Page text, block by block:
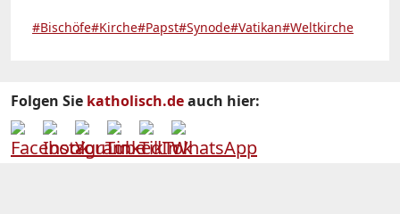
#Bischöfe#Kirche#Papst#Synode#Vatikan#Weltkirche
Folgen Sie katholisch.deauch hier: